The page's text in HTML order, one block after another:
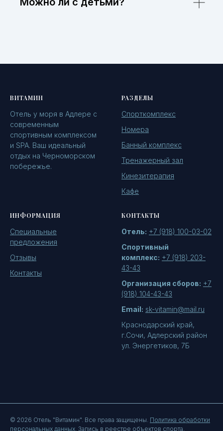
ВИТАМИН
Отель у моря в Адлере с
современным
спортивным комплексом
и SPA. Ваш идеальный
отдых на Черноморском
побережье.
РАЗДЕЛЫ
Спорткомплекс
Номера
Банный комплекс
Тренажерный зал
Кинезитерапия
Кафе
ИНФОРМАЦИЯ
Специальные
предложения
Отзывы
Контакты
КОНТАКТЫ
Отель: +7 (918) 100-03-02
Спортивный
комплекс: +7 (918) 203-
43-43
Организация сборов: +7
(918) 104-43-43
Email: sk-vitamin@mail.ru
Краснодарский край,
г.Сочи, Адлерский район
ул. Энергетиков, 7Б
© 2026 Отель "Витамин". Все права защищены. Политика обработки
персональных данных. Запись в реестре объектов спорта.